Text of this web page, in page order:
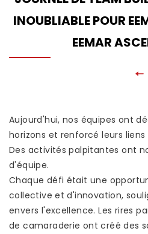
ACTUALITÉS
CONSEILS PRATIQUES
NOUS REJOINDRE
POLITIQUE QUALITÉ
INOUBLIABLE POUR
EEMAR
Aujourd'hui, nos équipes ont
horizons et renforcé leurs
Des activités palpitantes ont
d'équipe.
Chaque défi était une
collective et d'innovation,
envers l'excellence. Les rires
de camaraderie ont créé des